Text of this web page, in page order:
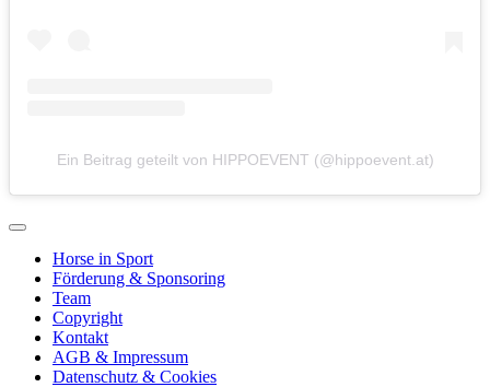
Ein Beitrag geteilt von HIPPOEVENT (@hippoevent.at)
Horse in Sport
Förderung & Sponsoring
Team
Copyright
Kontakt
AGB & Impressum
Datenschutz & Cookies